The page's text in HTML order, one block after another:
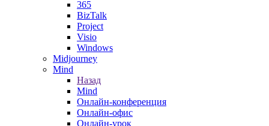
365
BizTalk
Project
Visio
Windows
Midjourney
Mind
Назад
Mind
Онлайн-конференция
Онлайн-офис
Онлайн-урок